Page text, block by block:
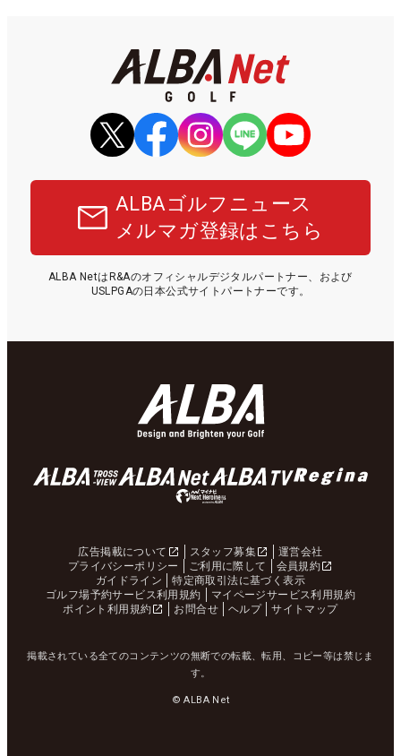
ALBAゴルフニュース
メルマガ登録はこちら
ALBA NetはR&Aのオフィシャルデジタルパートナー、および
USLPGAの日本公式サイトパートナーです。
広告掲載について スタッフ募集
運営会社
プライバシーポリシー
ご利用に際して
会員規約
ガイドライン
特定商取引法に基づく表示
ゴルフ場予約サービス利用規約
マイページサービス利用規約
ポイント利用規約
お問合せ ヘルプ サイトマップ
掲載されている全てのコンテンツの無断での転載、転用、コピー等は禁じま
す。
© ALBA Net